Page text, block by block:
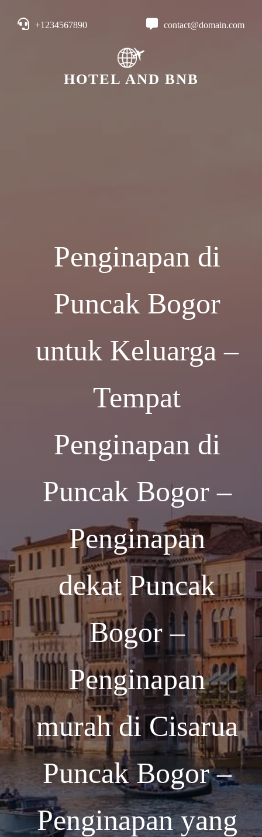
+1234567890 contact@domain.com
HOTEL AND BNB
Penginapan di
Puncak Bogor
untuk Keluarga –
Tempat
Penginapan di
Puncak Bogor –
Penginapan
dekat Puncak
Bogor –
Penginapan
murah di Cisarua
Puncak Bogor –
Penginapan yang